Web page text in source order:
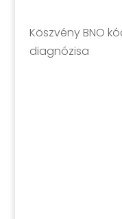
Köszvény BNO
diagnózisa